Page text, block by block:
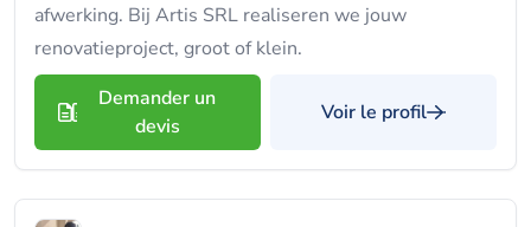
afwerking. Bij Artis SRL realiseren we jouw
renovatieproject, groot of klein.
Demander un
devis
Voir le profil